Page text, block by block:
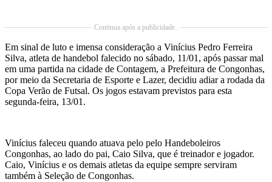
Continua após a publicidade..
Em sinal de luto e imensa consideração a Vinícius Pedro Ferreira
Silva, atleta de handebol falecido no sábado, 11/01, após passar mal
em uma partida na cidade de Contagem, a Prefeitura de Congonhas,
por meio da Secretaria de Esporte e Lazer, decidiu adiar a rodada da
Copa Verão de Futsal. Os jogos estavam previstos para esta
segunda-feira, 13/01.
Vinícius faleceu quando atuava pelo pelo Handeboleiros
Congonhas, ao lado do pai, Caio Silva, que é treinador e jogador.
Caio, Vinícius e os demais atletas da equipe sempre serviram
também à Seleção de Congonhas.